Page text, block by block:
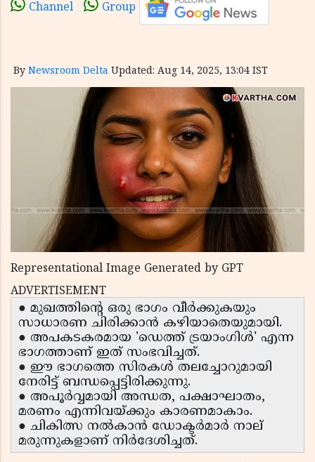
Channel Group
By Newsroom Delta Updated: Aug 14, 2025, 13:04 IST
Representational Image Generated by GPT
ADVERTISEMENT
● മുഖത്തിന്റെ ഒരു ഭാഗം വീർക്കുകയും
സാധാരണ ചിരിക്കാൻ കഴിയാതെയുമായി.
● അപകടകരമായ 'ഡെത്ത് ട്രയാംഗിൾ' എന്ന
ഭാഗത്താണ് ഇത് സംഭവിച്ചത്.
● ഈ ഭാഗത്തെ സിരകൾ തലച്ചോറുമായി
നേരിട്ട് ബന്ധപ്പെട്ടിരിക്കുന്നു.
● അപൂർവ്വമായി അന്ധത, പക്ഷാഘാതം,
മരണം എന്നിവയ്ക്കും കാരണമാകാം.
● ചികിത്സ നൽകാൻ ഡോക്ടർമാർ നാല്
മരുന്നുകളാണ് നിർദേശിച്ചത്.